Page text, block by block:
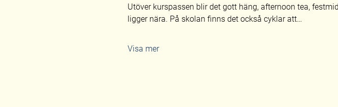
Utöver kurspassen blir det gott häng, afternoon tea,
ligger nära. På skolan finns det också cyklar att…
Visa mer